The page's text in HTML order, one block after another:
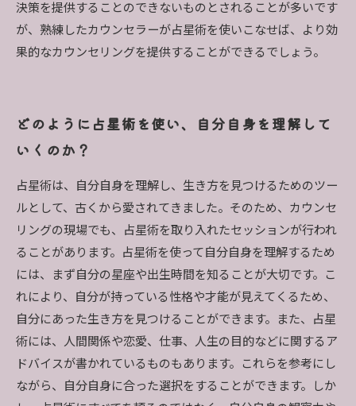
決策を提供することのできないものとされることが多いです
が、熟練したカウンセラーが占星術を使いこなせば、より効
果的なカウンセリングを提供することができるでしょう。
どのように占星術を使い、自分自身を理解して
いくのか？
占星術は、自分自身を理解し、生き方を見つけるためのツー
ルとして、古くから愛されてきました。そのため、カウンセ
リングの現場でも、占星術を取り入れたセッションが行われ
ることがあります。占星術を使って自分自身を理解するため
には、まず自分の星座や出生時間を知ることが大切です。こ
れにより、自分が持っている性格や才能が見えてくるため、
自分にあった生き方を見つけることができます。また、占星
術には、人間関係や恋愛、仕事、人生の目的などに関するア
ドバイスが書かれているものもあります。これらを参考にし
ながら、自分自身に合った選択をすることができます。しか